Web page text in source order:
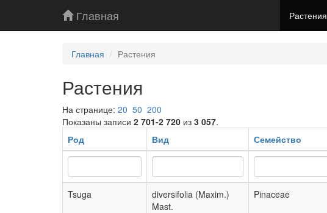
Главная Растения
Главная Растения
Растения
На странице: 20 50 200
Показаны записи 2 701-2 720 из 3 057.
Род
Вид Семейство
Tsuga
diversifolia (Maxim.)
Mast.
Pinaceae